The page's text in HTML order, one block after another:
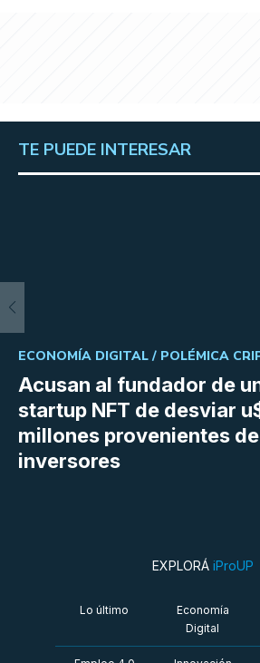
TE PUEDE INTERESAR
Acusan al fundador de
startup NFT de desviar
millones provenientes
inversores
ECONOMÍA DIGITAL / POLÉMICA
EXPLORÁ iProUP
Lo último
Economía
Digital